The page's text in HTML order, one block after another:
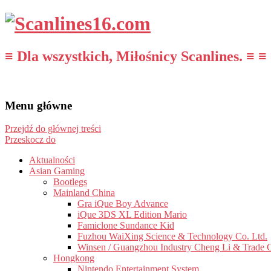
≡ Dla wszystkich, Miłośnicy Scanlines. ≡ ≡
Menu główne
Przejdź do głównej treści
Przeskocz do
Aktualności
Asian Gaming
Bootlegs
Mainland China
Gra iQue Boy Advance
iQue 3DS XL Edition Mario
Famiclone Sundance Kid
Fuzhou WaiXing Science & Technology Co. Ltd.
Winsen / Guangzhou Industry Cheng Li & Trade
Hongkong